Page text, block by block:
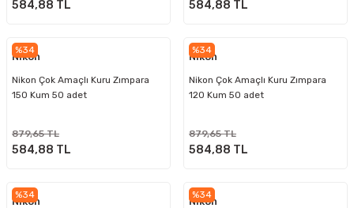
584,88 TL 584,88 TL
%34
Nikon
Nikon Çok Amaçlı Kuru Zımpara
150 Kum 50 adet
879,65 TL
584,88 TL
%34
Nikon
Nikon Çok Amaçlı Kuru Zımpara
120 Kum 50 adet
879,65 TL
584,88 TL
%34
Nikon
%34
Nikon